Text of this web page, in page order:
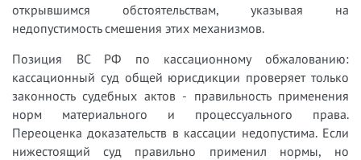
открывшимся обстоятельствам, указывая на
недопустимость смешения этих механизмов.
Позиция ВС РФ по кассационному обжалованию:
кассационный суд общей юрисдикции проверяет только
законность судебных актов - правильность применения
норм материального и процессуального права.
Переоценка доказательств в кассации недопустима. Если
нижестоящий суд правильно применил нормы, но